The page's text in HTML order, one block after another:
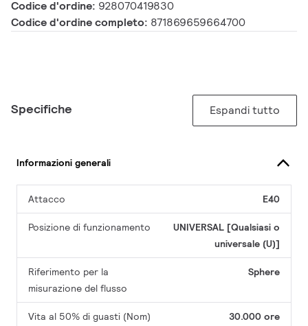
Codice d'ordine: 928070419830
Codice d'ordine completo: 871869659664700
Specifiche Espandi tutto
Informazioni generali
Attacco E40
Posizione di funzionamento
UNIVERSAL [Qualsiasi o
universale (U)]
Riferimento per la
misurazione del flusso
Sphere
Vita al 50% di guasti (Nom) 30.000 ore